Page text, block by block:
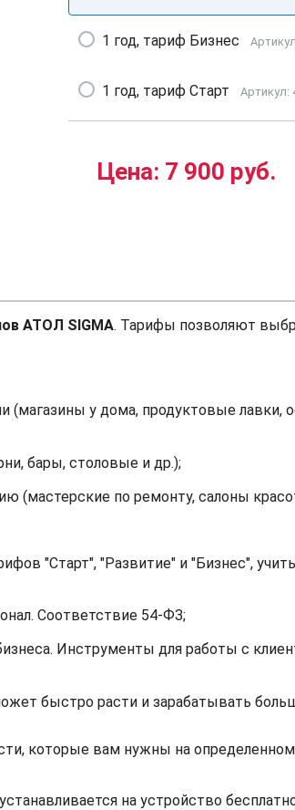
1 год, тариф Бизнес
1 год, тариф Старт Артикул:
Цена: 7 900 руб.
АТОЛ SIGMA. Тарифы позволяют
(магазины у дома, продуктовые лавки,
бары, столовые и др.);
(мастерские по ремонту, салоны
"Старт", "Развитие" и "Бизнес",
Соответствие 54-ФЗ;
Инструменты для работы с
быстро расти и зарабатывать
которые вам нужны на определенном
на устройство